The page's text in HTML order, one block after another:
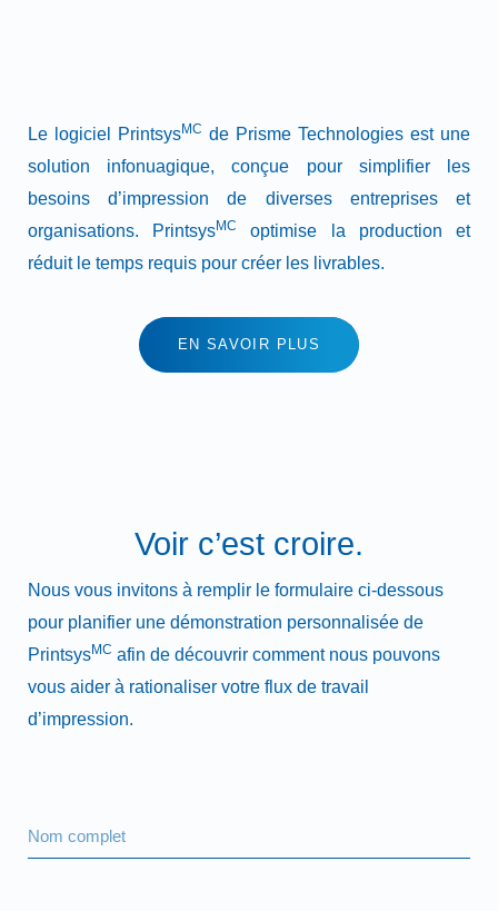
Le logiciel PrintsysMC de Prisme Technologies est une
solution infonuagique, conçue pour simplifier les
besoins d’impression de diverses entreprises et
organisations. PrintsysMC
optimise la production et
réduit le temps requis pour créer les livrables.
EN SAVOIR PLUS
Voir c’est croire.
Nous vous invitons à remplir le formulaire ci-dessous
pour planifier une démonstration personnalisée de
PrintsysMC afin de découvrir comment nous pouvons
vous aider à rationaliser votre flux de travail
d’impression.